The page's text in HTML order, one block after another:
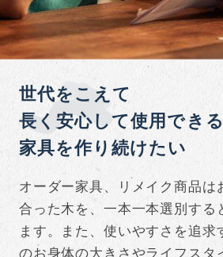
世代をこえて
長く安心して使用できる
家具を作り続けたい
オーダー家具、リメイク商品は
合った木を、一本一本選別する
ます。また、使いやすさを追求
のお身体の大きさやライフスタ